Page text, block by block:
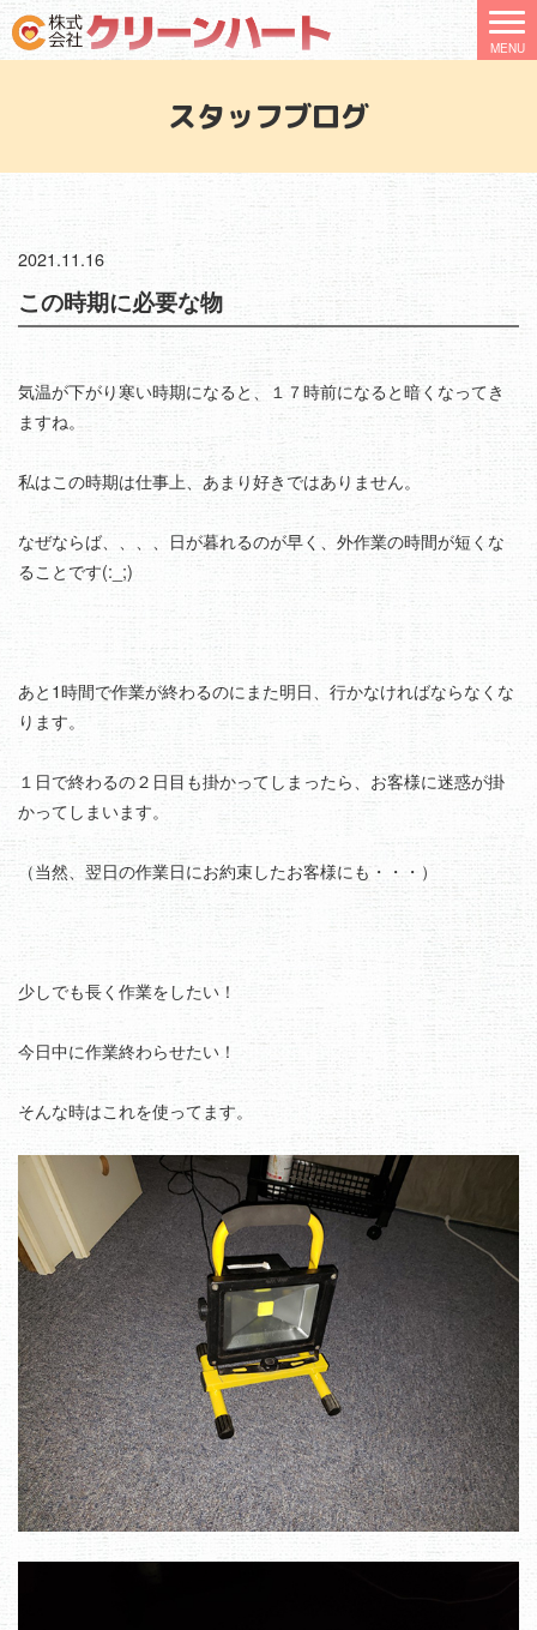
スタッフブログ
2021.11.16
この時期に必要な物
気温が下がり寒い時期になると、１７時前になると暗くなってき
ますね。
私はこの時期は仕事上、あまり好きではありません。
なぜならば、、、、 日が暮れるのが早く、外作業の時間が短くな
ることです(:_;)
あと1時間で作業が終わるのにまた明日、行かなければならなくな
ります。
１日で終わるの２日目も掛かってしまったら、お客様に迷惑が掛
かってしまいます。
（当然、翌日の作業日にお約束したお客様にも・・・）
少しでも長く作業をしたい！
今日中に作業終わらせたい！
そんな時はこれを使ってます。